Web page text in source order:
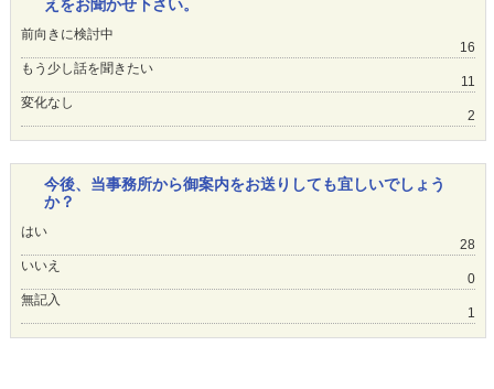
えをお聞かせ下さい。
前向きに検討中
16
もう少し話を聞きたい
11
変化なし
2
今後、当事務所から御案内をお送りしても宜しいでしょう
か？
はい
28
いいえ
0
無記入
1